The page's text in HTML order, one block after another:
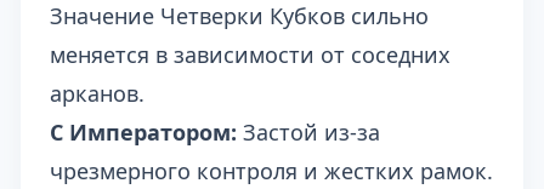
Значение Четверки Кубков сильно
меняется в зависимости от соседних
арканов.
С Императором: Застой из-за
чрезмерного контроля и жестких рамок.